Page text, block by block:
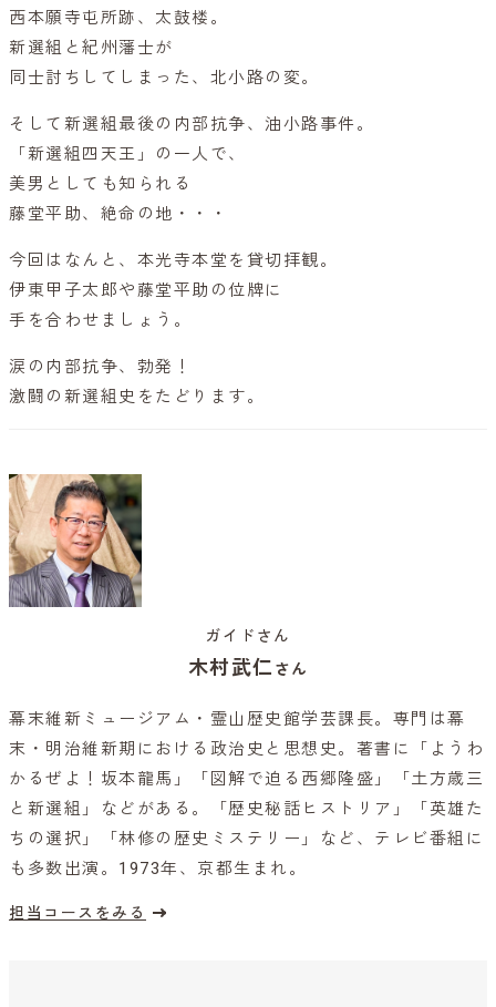
西本願寺屯所跡、太鼓楼。
新選組と紀州藩士が
同士討ちしてしまった、北小路の変。
そして新選組最後の内部抗争、油小路事件。
「新選組四天王」の一人で、
美男としても知られる
藤堂平助、絶命の地・・・
今回はなんと、本光寺本堂を貸切拝観。
伊東甲子太郎や藤堂平助の位牌に
手を合わせましょう。
涙の内部抗争、勃発！
激闘の新選組史をたどります。
ガイドさん
木村武仁 さん
幕末維新ミュージアム・霊山歴史館学芸課長。専門は幕
末・明治維新期における政治史と思想史。著書に「ようわ
かるぜよ！坂本龍馬」「図解で迫る西郷隆盛」「土方歳三
と新選組」などがある。「歴史秘話ヒストリア」「英雄た
ちの選択」「林修の歴史ミステリー」など、テレビ番組に
も多数出演。1973年、京都生まれ。
担当コースをみる